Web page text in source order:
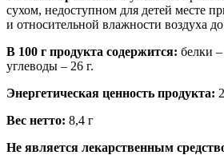
сухом, недоступном для детей месте
и относительной влажности воздуха
В 100 г продукта содержится: белки
углеводы – 26 г.
Энергетическая ценность продукта:
Вес нетто: 8,4 г
Не является лекарственным